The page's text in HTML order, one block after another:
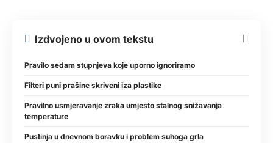
Izdvojeno u ovom tekstu
Pravilo sedam stupnjeva koje uporno ignoriramo
Filteri puni prašine skriveni iza plastike
Pravilno usmjeravanje zraka umjesto stalnog snižavanja
temperature
Pustinja u dnevnom boravku i problem suhoga grla